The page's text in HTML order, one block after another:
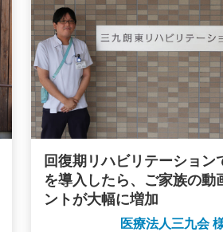
回復期リハビリテーション
を導入したら、ご家族の動
ントが大幅に増加
医療法人三九会